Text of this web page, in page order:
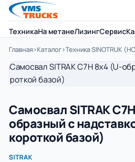
ТехникаНа метанеЛизингСервис
Главная›Каталог›Техника SINOTRUK
Cамосвал SITRAK
образный с
короткой базой)
SITRAK